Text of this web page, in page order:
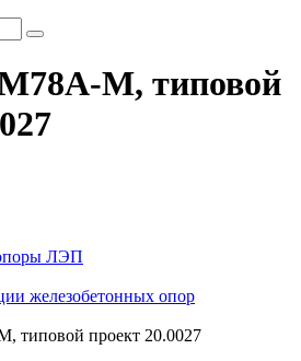
М, типовой
ЛЭП
железобетонных опор
типовой проект 20.0027